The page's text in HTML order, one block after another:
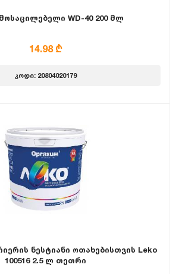
WD-40 200 მლ
14.98 ₾
კოდი: 20804020179
ნესტიანი ოთახებისთვის Leko
100516 2.5 ლ თეთრი